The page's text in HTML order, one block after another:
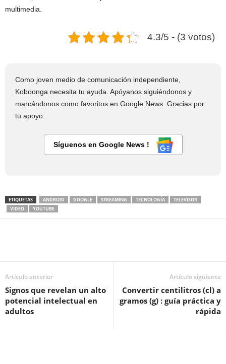
multimedia.
4.3/5 - (3 votos)
Como joven medio de comunicación independiente,
Koboonga necesita tu ayuda. Apóyanos siguiéndonos y
marcándonos como favoritos en Google News. Gracias por
tu apoyo.
Síguenos en Google News !
ETIQUETAS ANDROID GOOGLE STREAMING TECNOLOGÍA
TELEVISOR
VIDEO
YOUTUBE
Artículo anterior
Signos que revelan un alto
potencial intelectual en
adultos
Artículo siguiente
Convertir centilitros (cl) a
gramos (g) : guía práctica y
rápida